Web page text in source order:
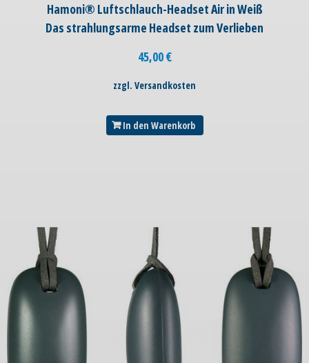
Hamoni® Luftschlauch-Headset Air in Weiß
Das strahlungsarme Headset zum Verlieben
45,00€
zzgl. Versandkosten
In den Warenkorb